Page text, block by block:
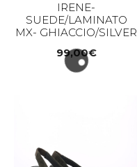
IRENE-
SUEDE/LAMINATO
MX- GHIACCIO/SILVER
99,00€